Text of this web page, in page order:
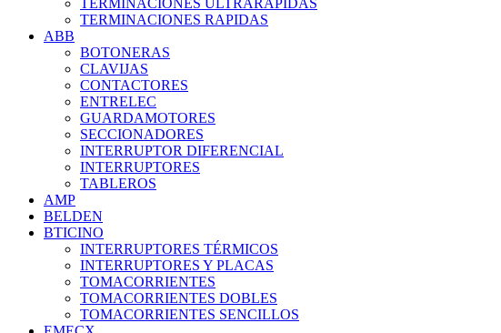
TERMINACIONES ULTRARAPIDAS
TERMINACIONES RAPIDAS
ABB
BOTONERAS
CLAVIJAS
CONTACTORES
ENTRELEC
GUARDAMOTORES
SECCIONADORES
INTERRUPTOR DIFERENCIAL
INTERRUPTORES
TABLEROS
AMP
BELDEN
BTICINO
INTERRUPTORES TÉRMICOS
INTERRUPTORES Y PLACAS
TOMACORRIENTES
TOMACORRIENTES DOBLES
TOMACORRIENTES SENCILLOS